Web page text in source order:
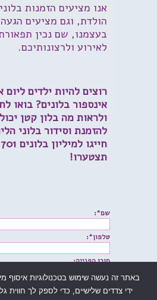
אנו מציעים הזמנות
הולדת, וגם מציעים
בעצמנו, שם נכין
לאירוע ולרצונותיכם.
רוצים להיות ילדים
אינספור בלונים? בואו
ולראות מה בלון קטן
להזמנת וסידור בלוני
חייגו למיליון בלונים
תצטערו!
שם*:
טלפון*:
תוכן הפנייה:
ידי צדדים שלישיים, כדי לספק לך חווית